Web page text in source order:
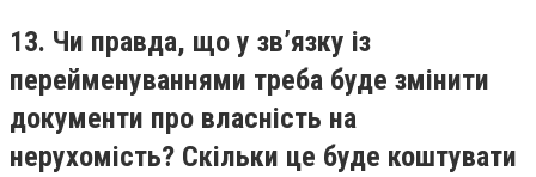
13. Чи правда, що у зв’язку із
перейменуваннями треба буде змінити
документи про власність на
нерухомість? Скільки це буде коштувати